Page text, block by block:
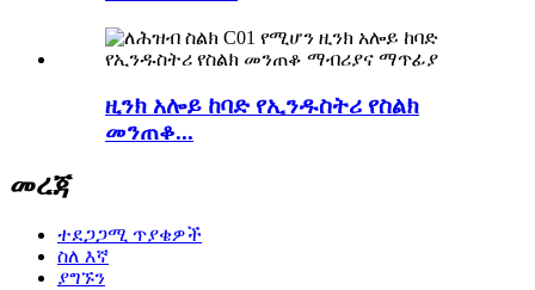
ዚንክ አሎይ ከባድ የኢንዱስትሪ የስልክ
መንጠቆ...
መረጃ
ተደጋጋሚ ጥያቄዎች
ስለ እኛ
ያግኙን